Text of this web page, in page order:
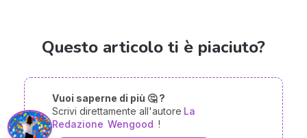
Questo articolo ti è piaciuto?
Vuoi saperne di più 🤔 ?
Scrivi direttamente all'autore La
Redazione Wengood !